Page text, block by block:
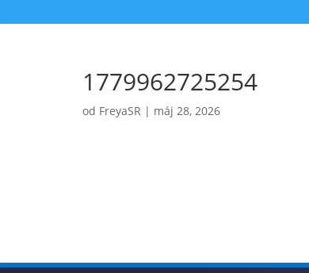
1779962725254
od FreyaSR | máj 28, 2026